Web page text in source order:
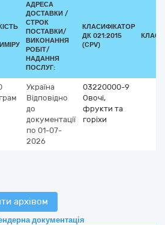
АДРЕСА
ДОСТАВКИ /
СТРОК
ПОСТАВКИ/
ВИКОНАННЯ
РОБІТ/
НАДАННЯ
ПОСЛУГ:
КЛАСИФІКАТОР
ДК 021:2015
(CPV)
Україна
Відповідно
до
документації
по 01-07-
2026
03220000-9
Овочі,
фрукти та
горіхи
архівом
документація